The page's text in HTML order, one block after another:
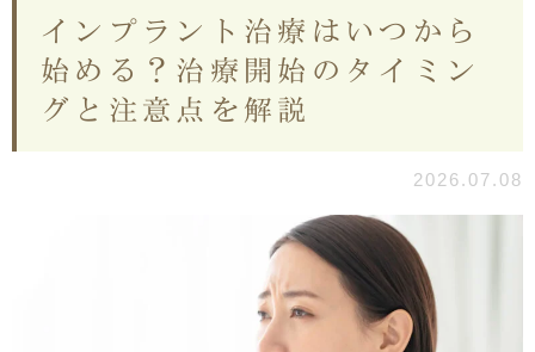
インプラント治療はいつから
始める？治療開始のタイミン
グと注意点を解説
2026.07.08